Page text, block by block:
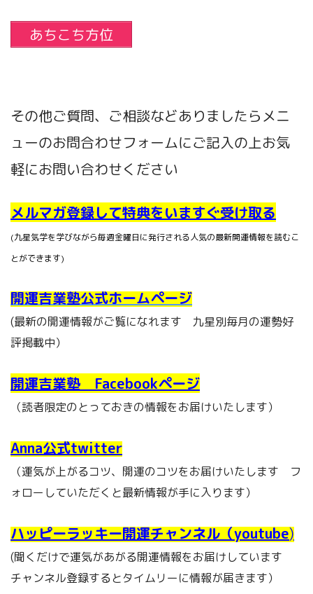
あちこち方位
その他ご質問、ご相談などありましたらメニ
ューのお問合わせフォームにご記入の上お気
軽にお問い合わせください
メルマガ登録して特典をいますぐ受け取る
(九星気学を学びながら毎週金曜日に発行される人気の最新開運情報を読むこ
とができます)
開運吉業塾公式ホームページ
(最新の開運情報がご覧になれます 九星別毎月の運勢好
評掲載中）
開運吉業塾 Facebookページ
（読者限定のとっておきの情報をお届けいたします）
Anna公式twitter
（運気が上がるコツ、開運のコツをお届けいたします フ
ォローしていただくと最新情報が手に入ります）
ハッピーラッキー開運チャンネル（youtube)
(聞くだけで運気があがる開運情報をお届けしています
チャンネル登録するとタイムリーに情報が届きます）